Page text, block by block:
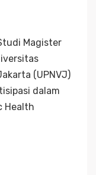
Magister
(UPNVJ)
dalam
Health